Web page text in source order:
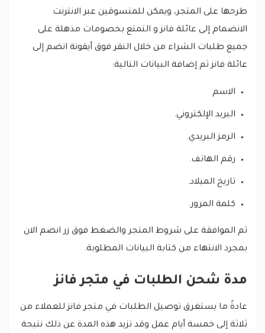
طرحها على المتجر، ويمكن للمتسوقين عبر الانترنت
الانضمام إلى عائلة فانز و التمتع بخصومات مذهلة على
جميع طلبات الشراء من خلال النقر فوق أيقونة انضم إلى
عائلة فانز ثم إضافة البيانات التالية:
الاسم
البريد الإلكتروني.
الرمز البريدي.
رقم الهاتف.
تاريخ الميلاد.
كلمة المرور.
ثم الموافقة على شروط المتجر والضغط فوق زر انضم الان
بمجرد الانتهاء من كتابة البيانات المطلوبة.
مدة شحن الطلبات في متجر فانز
عادةً ما يستغرق توصيل الطلبات في متجر فانز للعملاء من
ثلاثة إلى خمسة أيام عمل وقد تزيد هذه المدة عن ذلك نتيجة